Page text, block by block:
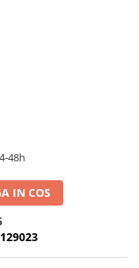
48h
IN COS